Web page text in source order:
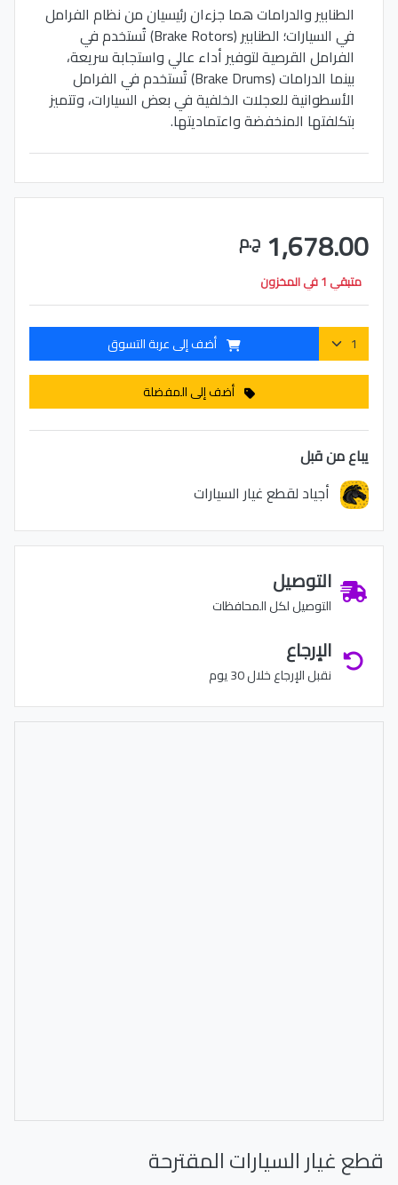
الطنابير والدرامات هما جزءان رئيسيان من نظام الفرامل
في السيارات؛ الطنابير (Brake Rotors) تُستخدم في
الفرامل القرصية لتوفير أداء عالي واستجابة سريعة،
بينما الدرامات (Brake Drums) تُستخدم في الفرامل
الأسطوانية للعجلات الخلفية في بعض السيارات، وتتميز
بتكلفتها المنخفضة واعتماديتها.
1,678.00 ج.م
متبقي 1 في المخزون
أضف إلى عربة التسوق
أضف إلى المفضلة
يباع من قبل
أجياد لقطع غيار السيارات
التوصيل
التوصيل لكل المحافظات
الإرجاع
نقبل الإرجاع خلال 30 يوم
قطع غيار السيارات المقترحة